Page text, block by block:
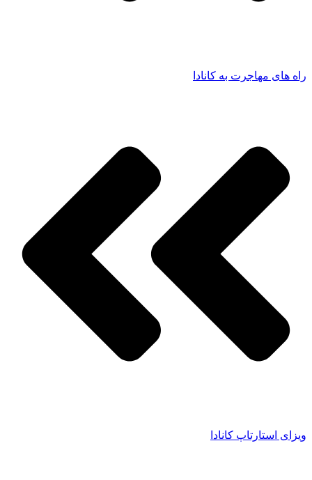
راه های مهاجرت به کانادا
ویزای استارتاپ کانادا